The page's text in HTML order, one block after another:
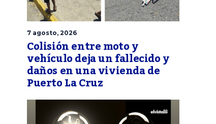
7 agosto, 2026
Colisión entre moto y
vehículo deja un fallecido y
daños en una vivienda de
Puerto La Cruz